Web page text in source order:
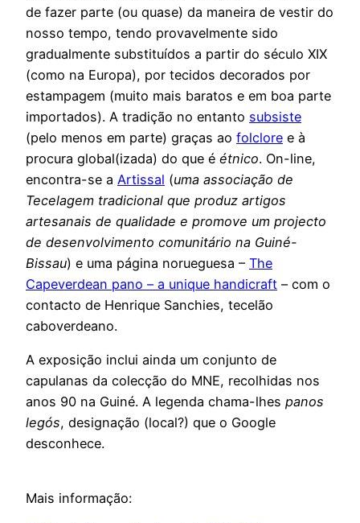
de fazer parte (ou quase) da maneira de vestir do
nosso tempo, tendo provavelmente sido
gradualmente substituídos a partir do século XIX
(como na Europa), por tecidos decorados por
estampagem (muito mais baratos e em boa parte
importados). A tradição no entanto subsiste
(pelo menos em parte) graças ao folclore e à
procura global(izada) do que é étnico. On-line,
encontra-se a Artissal (uma associação de
Tecelagem tradicional que produz artigos
artesanais de qualidade e promove um projecto
de desenvolvimento comunitário na Guiné-
Bissau) e uma página norueguesa – The
Capeverdean pano – a unique handicraft – com o
contacto de Henrique Sanchies, tecelão
caboverdeano.
A exposição inclui ainda um conjunto de
capulanas da colecção do MNE, recolhidas nos
anos 90 na Guiné. A legenda chama-lhes panos
legós, designação (local?) que o Google
desconhece.
Mais informação: